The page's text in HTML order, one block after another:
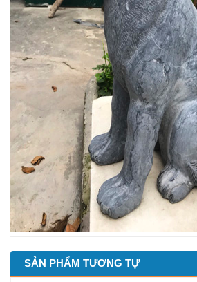
SẢN PHẨM TƯƠNG TỰ